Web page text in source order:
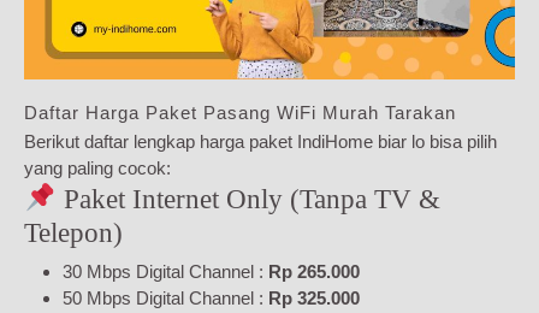
Daftar Harga Paket Pasang WiFi Murah Tarakan
Berikut daftar lengkap harga paket IndiHome biar lo bisa pilih
yang paling cocok:
Paket Internet Only (Tanpa TV &
Telepon)
30 Mbps Digital Channel : Rp 265.000
50 Mbps Digital Channel : Rp 325.000